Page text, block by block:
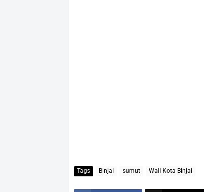
Tags Binjai sumut Wali Kota Binjai